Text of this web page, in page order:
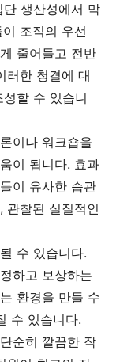
생산성에서 막
조직의 우선
줄어들고 전반
러한 청결에 대
할 수 있습니
이나 워크숍을
이 됩니다. 효과
이 유사한 습관
관찰된 실질적인
수 있습니다.
하고 보상하는
환경을 만들 수
수 있습니다.
순히 깔끔한 작